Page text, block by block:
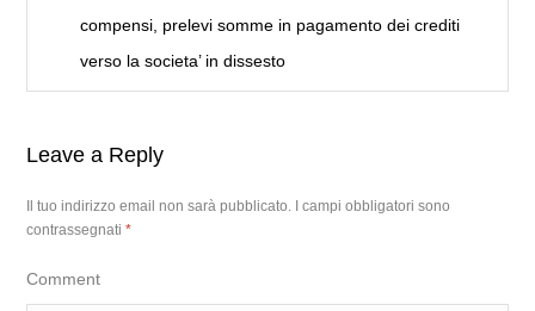
compensi, prelevi somme in pagamento dei crediti
verso la societa’ in dissesto
Leave a Reply
Il tuo indirizzo email non sarà pubblicato.
I campi obbligatori sono
contrassegnati*
Comment